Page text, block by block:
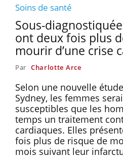
Soins de santé
Sous-
ont deux fois plus
mourir d’une crise
Par Charlotte Arce
Selon une nouvelle
Sydney, les femmes
susceptibles que les
temps un traitement
cardiaques. Elles
fois plus de risque de
mois suivant leur